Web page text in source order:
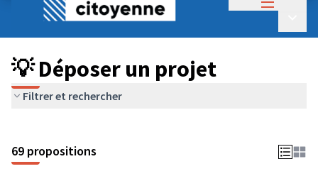
Budget Participatif ADULTE 2024
💡 Déposer un projet
💡 Déposer un projet
Filtrer et rechercher
69 propositions